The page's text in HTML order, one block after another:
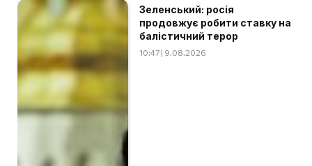
Зеленський: росія
продовжує робити ставку на
балістичний терор
10:47 | 9.08.2026